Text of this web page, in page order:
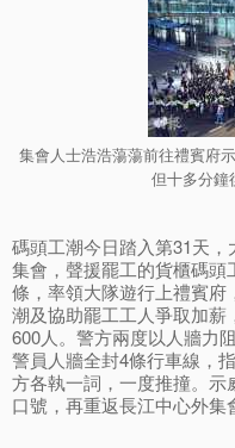
集會人士浩浩蕩蕩前往禮賓府
但十多分鐘
碼頭工潮今日踏入第31天
集會，聲援罷工的貨櫃碼
條，率領大隊遊行上禮賓府
潮及協助罷工工人爭取加
600人。警方兩度以人牆力
警員人牆全封4條行車線，
方各執一詞，一度推撞。
口號，再重返長江中心外集